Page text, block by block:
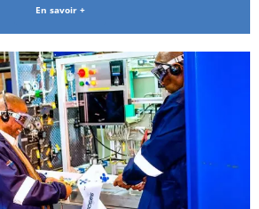
En savoir +